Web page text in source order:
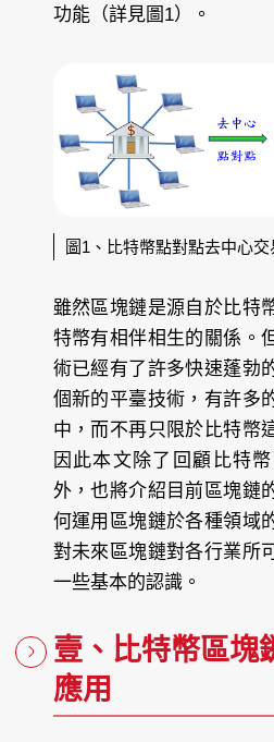
功能（詳見圖1）。
圖1、比特幣點對點去中心交
雖然區塊鏈是源自於比特
特幣有相伴相生的關係。
術已經有了許多快速蓬勃
個新的平臺技術，有許多
中，而不再只限於比特幣
因此本文除了回顧比特
外，也將介紹目前區塊鏈
何運用區塊鏈於各種領域
對未來區塊鏈對各行業所
一些基本的認識。
壹、比特幣區塊
應用